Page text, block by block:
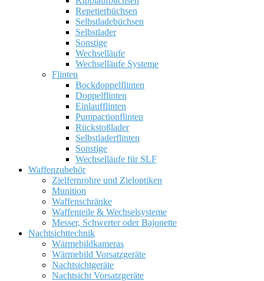
Repetierbüchsen
Selbstladebüchsen
Selbstlader
Sonstige
Wechselläufe
Wechselläufe Systeme
Flinten
Bockdoppelflinten
Doppelflinten
Einlaufflinten
Pumpactionflinten
Rückstoßlader
Selbstladerflinten
Sonstige
Wechselläufe für SLF
Waffenzubehör
Zielfernrohre und Zieloptiken
Munition
Waffenschränke
Waffenteile & Wechselsysteme
Messer, Schwerter oder Bajonette
Nachtsichttechnik
Wärmebildkameras
Wärmebild Vorsatzgeräte
Nachtsichtgeräte
Nachtsicht Vorsatzgeräte